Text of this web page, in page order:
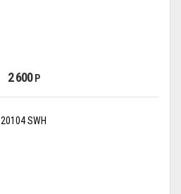
2 600 Р
20104 SWH